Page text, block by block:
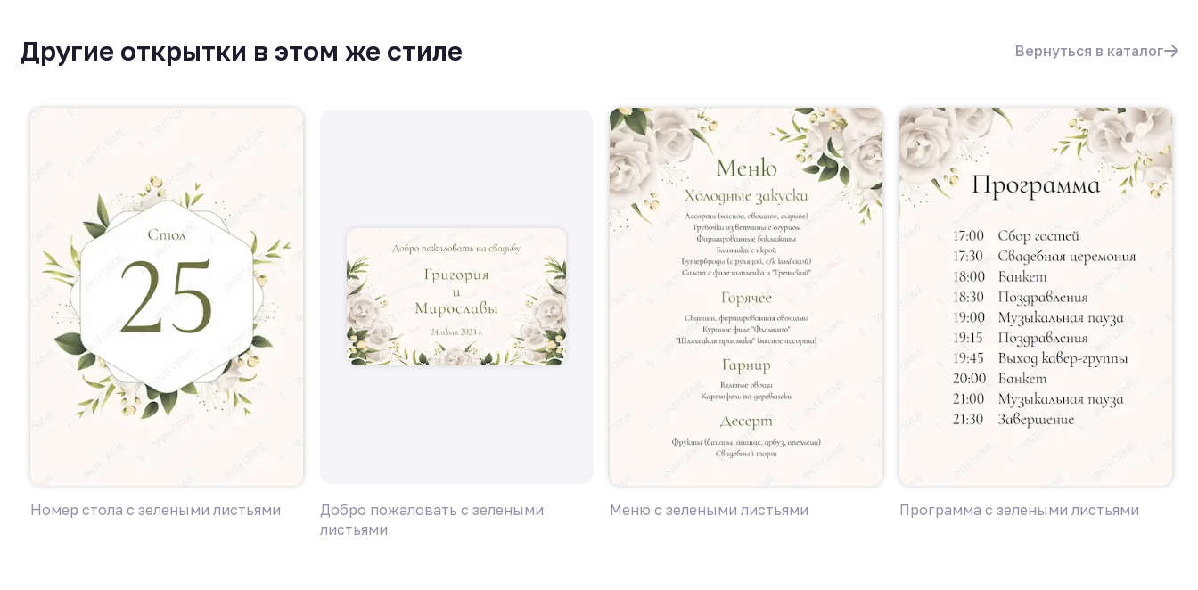
Другие открытки в этом же стиле Вернуться в каталог
Номер стола с зелеными листьями
Добро пожаловать с зелеными
листьями
Меню с зелеными листьями Программа с зелеными листьями